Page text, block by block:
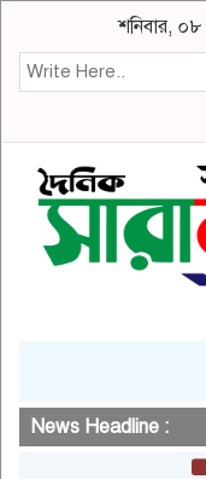
শনিবার,
News Headline :